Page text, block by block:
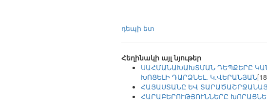
դեպի ետ
Հեղինակի այլ նյութեր
ՍԱՀՄԱՆԱԽԱԽՏՄԱՆ ԴԵՊՔԵՐԸ
ԽՈՑԵԼԻ ԴԱՐՁՆԵԼ. Կ.ՎԵՐԱՆՅԱՆ
ՀԱՅԱՍՏԱՆԸ ԵՎ
ՀԱՐԱԲԵՐՈՒԹՅՈՒՆՆԵՐԸ